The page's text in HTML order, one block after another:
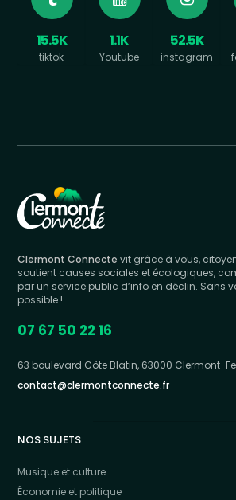
15.5K
tiktok
1.1K
Youtube
52.5K
instagram
Clermont Connecte vit grâce à vous,
soutient causes sociales et écologiques,
par un service public d’info en déclin. Sans
possible !
07 67 50 22 16
63 boulevard Côte Blatin, 63000 Clermont-
contact@clermontconnecte.fr
NOS SUJETS
Musique et culture
Économie et politique